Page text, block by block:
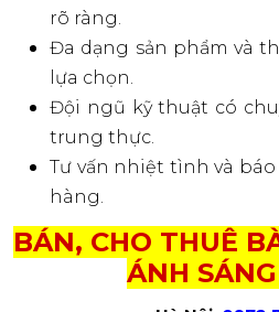
rõ ràng.
Đa dạng sản phẩm và
lựa chọn.
Đội ngũ kỹ thuật có
trung thực.
Tư vấn nhiệt tình và
hàng.
BÁN, CHO THUÊ
ÁNH